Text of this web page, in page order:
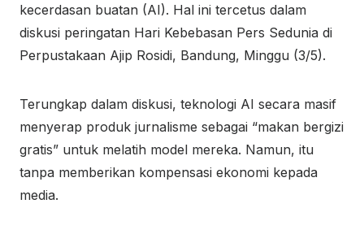
kecerdasan buatan (AI). Hal ini tercetus dalam
diskusi peringatan Hari Kebebasan Pers Sedunia di
Perpustakaan Ajip Rosidi, Bandung, Minggu (3/5).
Terungkap dalam diskusi, teknologi AI secara masif
menyerap produk jurnalisme sebagai “makan bergizi
gratis” untuk melatih model mereka. Namun, itu
tanpa memberikan kompensasi ekonomi kepada
media.